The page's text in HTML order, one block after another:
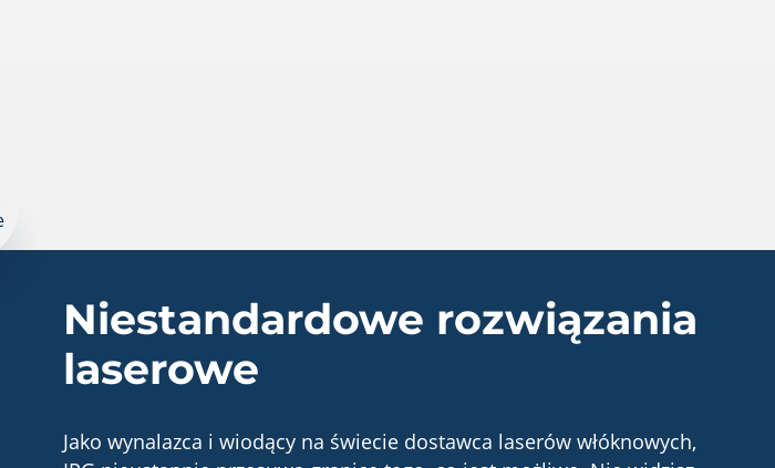
Niestandardowe rozwiązania
laserowe
Jako wynalazca i wiodący na świecie dostawca laserów włóknowych,